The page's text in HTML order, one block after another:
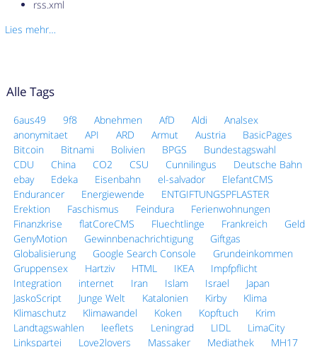
rss.xml
Lies mehr…
Alle Tags
6aus49 9f8 Abnehmen AfD Aldi
Analsex
anonymitaet
API ARD Armut Austria
BasicPages
Bitcoin
Bitnami Bolivien BPGS
Bundestagswahl
CDU
China CO2 CSU Cunnilingus
Deutsche Bahn
ebay
Edeka Eisenbahn el-salvador
ElefantCMS
Endurancer
Energiewende
ENTGIFTUNGSPFLASTER
Erektion
Faschismus Feindura
Ferienwohnungen
Finanzkrise
flatCoreCMS Fluechtlinge Frankreich
Geld
GenyMotion
Gewinnbenachrichtigung
Giftgas
Globalisierung
Google Search Console
Grundeinkommen
Gruppensex
Hartziv HTML IKEA
Impfpflicht
Integration
internet Iran Islam Israel
Japan
JaskoScript
Junge Welt Katalonien Kirby
Klima
Klimaschutz
Klimawandel Koken Kopftuch
Krim
Landtagswahlen
leeflets Leningrad LIDL
LimaCity
Linkspartei
Love2lovers Massaker Mediathek MH17